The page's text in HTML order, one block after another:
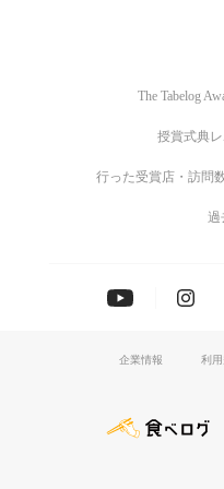
The Tabelog
授賞式典レ
行った受賞店・訪問
過
企業情報 利